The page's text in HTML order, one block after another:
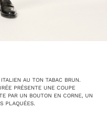
AU TON TABAC BRUN.
PRÉSENTE UNE COUPE
PAR UN BOUTON EN CORNE, UN
PLAQUÉES.